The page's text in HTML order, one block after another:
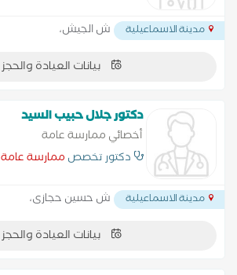
مدينة الاسماعيلية ش الجيش،
بيانات العيادة والحجز
دكتور جلال حبيب السيد
أخصائي ممارسة عامة
دكتور تخصص ممارسة عامة
مدينة الاسماعيلية ش حسين حجازى،
بيانات العيادة والحجز